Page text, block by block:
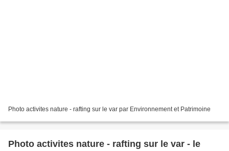
Photo activites nature - rafting sur le var par Environnement et Patrimoine
Photo activites nature - rafting sur le var - le